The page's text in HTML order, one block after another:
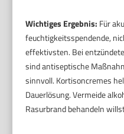
Wichtiges Ergebnis: Für
feuchtigkeitsspendende,
effektivsten. Bei
sind antiseptische
sinnvoll. Kortisoncremes
Dauerlösung. Vermeide
Rasurbrand behandeln